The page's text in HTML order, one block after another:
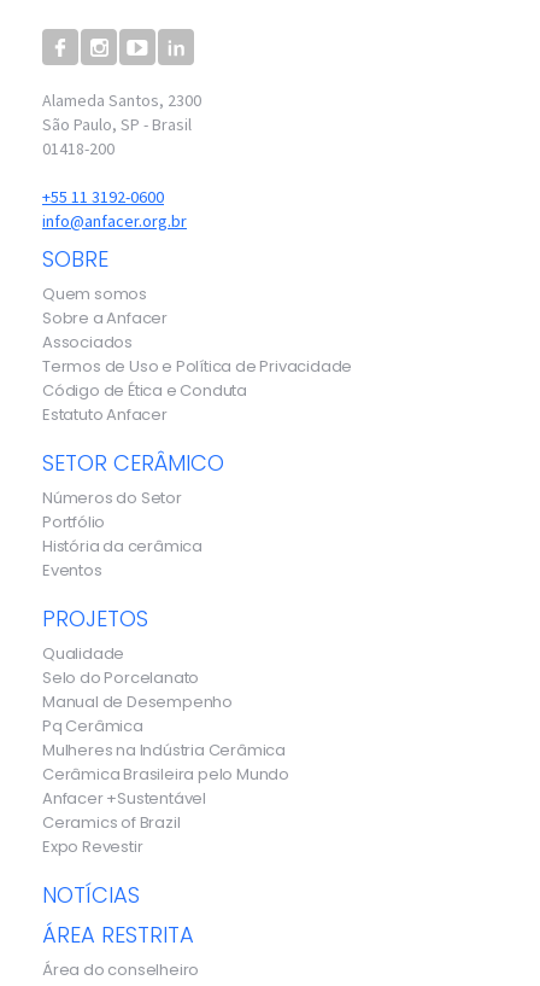
Alameda Santos, 2300
São Paulo, SP - Brasil
01418-200
+55 11 3192-0600
info@anfacer.org.br
SOBRE
Quem somos
Sobre a Anfacer
Associados
Termos de Uso e Política de Privacidade
Código de Ética e Conduta
Estatuto Anfacer
SETOR CERÂMICO
Números do Setor
Portfólio
História da cerâmica
Eventos
PROJETOS
Qualidade
Selo do Porcelanato
Manual de Desempenho
Pq Cerâmica
Mulheres na Indústria Cerâmica
Cerâmica Brasileira pelo Mundo
Anfacer +Sustentável
Ceramics of Brazil
Expo Revestir
NOTÍCIAS
ÁREA RESTRITA
Área do conselheiro